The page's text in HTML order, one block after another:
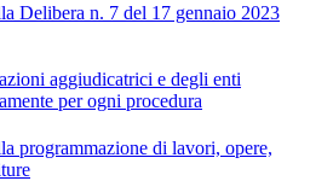
Delibera n. 7 del 17 gennaio 2023
aggiudicatrici e degli enti
per ogni procedura
programmazione di lavori, opere,